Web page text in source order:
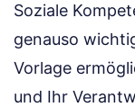
Soziale
genauso
Vorlage
und Ihr